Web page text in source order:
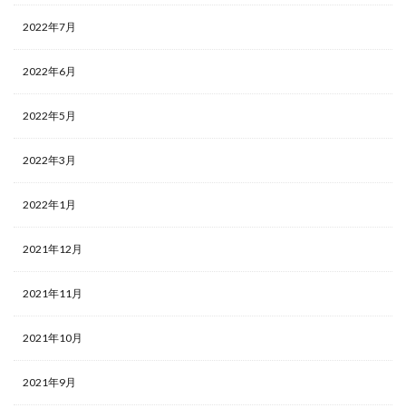
2022年7月
2022年6月
2022年5月
2022年3月
2022年1月
2021年12月
2021年11月
2021年10月
2021年9月